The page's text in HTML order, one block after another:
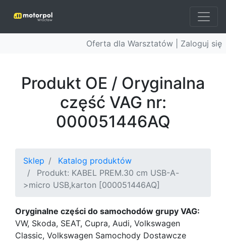
Oferta dla Warsztatów | Zaloguj się
Produkt OE / Oryginalna
część VAG nr:
000051446AQ
Sklep
Katalog produktów
Produkt: KABEL PREM.30 cm USB-A-
>micro USB,karton [000051446AQ]
Oryginalne części do samochodów grupy VAG:
VW, Skoda, SEAT, Cupra, Audi, Volkswagen
Classic, Volkswagen Samochody Dostawcze